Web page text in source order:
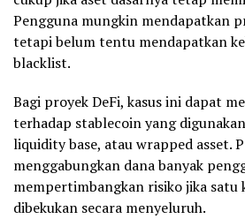
Pengguna mungkin mendapatkan
tetapi belum tentu mendapatkan
blacklist.
Bagi proyek DeFi, kasus ini dapat
terhadap stablecoin yang
liquidity base, atau wrapped asset.
menggabungkan dana banyak
mempertimbangkan risiko jika satu
dibekukan secara menyeluruh.